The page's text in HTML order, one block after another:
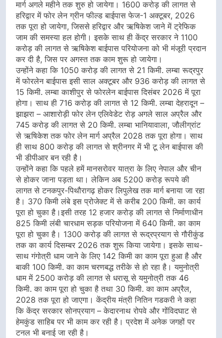
मार्ग अगले महीने तक शुरु हो जायेगा। 1600 करोड़ की लागत से
हरिद्वार में फोर लेन ग्रीन फील्ड बाईपास फेज-1 अक्टूबर, 2026
तक पूरा हो जायेगा, जिससे हरिद्वार और ऋषिकेश जाने में ट्रेफिक
जाम की समस्या हल होगी। इसके साथ ही केंद्र सरकार ने 1100
करोड़ की लागत से ऋषिकेश बाईपास परियोजना को भी मंजूरी प्रदान
कर दी है, जिस पर अगस्त तक काम शुरू हो जायेगा।
उन्होंने कहा कि 1050 करोड़ की लागत से 21 किमी. लम्बा रूद्रपुर
में फोरलेन बाईपास इसी साल अक्टूबर और 936 करोड़ की लागत से
15 किमी. लम्बा काशीपुर से फोरलेन बाईपास दिसंबर 2026 में पूरा
होगा। साथ ही 716 करोड़ की लागत से 12 किमी. लम्बा देहरादून –
झाझरा – आशारोड़ी फोर लेन एलिवेडेट रोड़ अगले साल अप्रैल और
745 करोड़ की लागत से 20 किमी. लम्बा भानियावाला, जौलीग्रांट
से ऋषिकेश तक फोर लेन मार्ग अप्रैल 2028 तक पूरा होगा। साथ
ही साथ 800 करोड़ की लागत से श्रीनगर में भी टू लेन बाईपास की
भी डीपीआर बन रही है।
उन्होंने कहा कि पहले हमें मानसरोवर यात्रा के लिए नेपाल और चीन
से होकर जाना पड़ता था। लेकिन अब 5200 करोड़ रूपये की
लागत से टनकपुर-पिथौरागढ़ होकर लिपुलेख तक मार्ग बनाया जा रहा
है। 370 किमी लंबे इस प्रोजेक्ट में से करीब 200 किमी. का कार्य
पूरा हो चुका है।इसी तरह 12 हजार करोड़ की लागत से निर्माणाधीन
825 किमी लंबी चारधाम सड़क परियोजना में 640 किमी. का काम
पूरा हो चुका है। 1300 करोड़ की लागत से रूद्रप्रयाग से गौरीकुंड
तक का कार्य दिसम्बर 2026 तक शुरू किया जायेगा। इसके साथ-
साथ गंगोत्री धाम जाने के लिए 142 किमी का काम पूरा हुआ है और
बाकी 100 किमी. का काम चरणबद्ध तरीके से हो रहा है। यमुनोत्री
धाम में 2500 करोड़ की लागत से धरासू से यमुनोत्री तक 46
किमी. का काम पूरा हो चुका है तथा 30 किमी. का काम अप्रैल,
2028 तक पूरा हो जाएगा। केंद्रीय मंत्री नितिन गडकरी ने कहा
कि केंद्र सरकार सोनप्रयाग – केदारनाथ रोपवे और गोंविदघाट से
हेमकुंड साहिब पर भी काम कर रही है। प्रदेश में अनेक जगहों पर
टनल भी बनाई जा रही है।